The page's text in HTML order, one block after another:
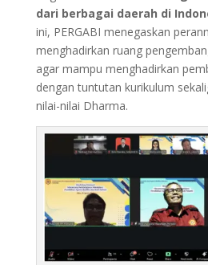
dari berbagai daerah di
ini, PERGABI menegaskan
menghadirkan ruang
agar mampu menghadirkan
dengan tuntutan kurikulum
nilai-nilai Dharma.